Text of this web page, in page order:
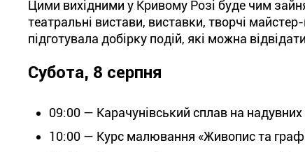
Цими вихідними у Кривому Розі буде чим
театральні вистави, виставки, творчі
підготувала добірку подій, які можна
Субота, 8 серпня
09:00 — Карачунівський сплав на
10:00 — Курс малювання «Живопис та